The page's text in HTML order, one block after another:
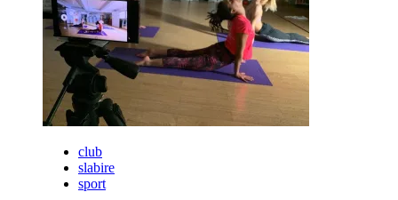
sapte
zone
de
promenada
in
centrul
Bucurestiului
la
de
saptamana,
pe
club
slabire
sport